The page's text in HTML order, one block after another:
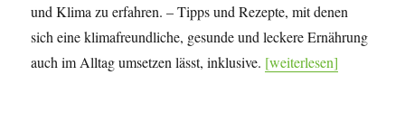
und Klima zu erfahren. – Tipps und Rezepte, mit denen
sich eine klima­freundliche, gesunde und leckere Ernährung
auch im Alltag umsetzen lässt, inklusive. [weiterlesen]